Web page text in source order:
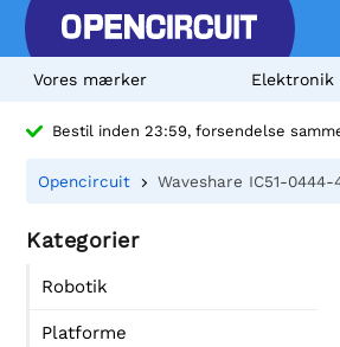
Vores mærker Elektronik
Bestil inden 23:59, forsendelse
Opencircuit Waveshare IC51-
Kategorier
Robotik
Platforme